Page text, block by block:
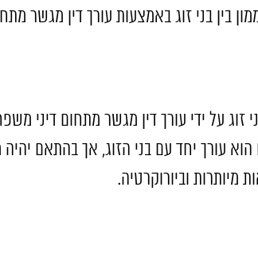
בין בני זוג באמצעות עורך דין מגשר
זוג על ידי עורך דין מגשר מתחום דיני
הוא עורך יחד עם בני הזוג, אך בהתאם
מיותרות וביורוקרטיה.